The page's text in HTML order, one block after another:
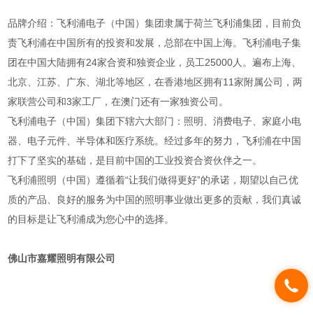
品牌介绍：飞利浦电子（中国）集团隶属于荷兰飞利浦集团，目前负
责飞利浦在中国所有的投资和发展，总部在中国上海。飞利浦电子集
团在中国大陆拥有24家合资和独资企业，员工25000人。遍布上海、
北京、江苏、广东、湖北等地区，在香港地区拥有11家附属公司，两
家联营公司和3家工厂，在澳门还有一家独资公司。
飞利浦电子（中国）集团下辖六大部门：照明、消费电子、家庭小电
器、电子元件、半导体和医疗系统。经过多年的努力，飞利浦在中国
打下了坚实的基础，是目前中国的工业投资合资伙伴之一。
飞利浦照明（中国）遵循着“让我们做得更好”的承诺，期望以自己优
质的产品、良好的服务为中国的照明事业做出更多的贡献，我们真诚
的目标是让飞利浦成为您心中的选择。
佛山市嘉耀照明有限公司